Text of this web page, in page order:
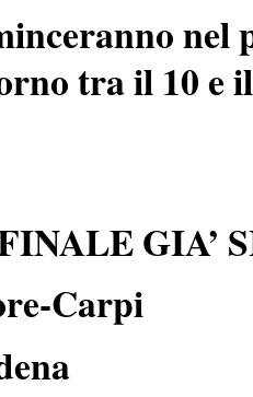
nel
tra il 10 e
GIA’
Carpi